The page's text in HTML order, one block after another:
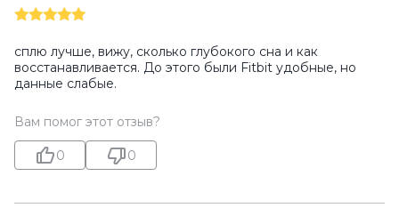
сплю лучше, вижу, сколько глубокого сна и как
восстанавливается. До этого были Fitbit удобные, но
данные слабые.
Вам помог этот отзыв?
0 0